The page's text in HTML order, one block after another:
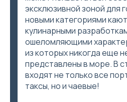
эксклюзивной зоной для
новыми категориями
кулинарными
ошеломляющими
из которых никогда еще
представлены в море. В
входят не только все
таксы, но и чаевые!